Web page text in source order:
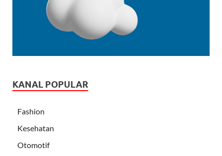
KANAL POPULAR
Fashion
Kesehatan
Otomotif